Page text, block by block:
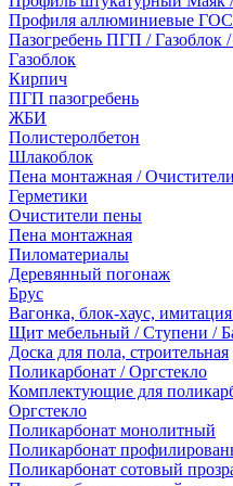
Профиля аллюминиевые
Пазогребень ПГП /
Газоблок
Кирпич
ПГП пазогребень
ЖБИ
Полистеролбетон
Шлакоблок
Пена монтажная /
Герметики
Очистители пены
Пена монтажная
Пиломатериалы
Деревянный погонаж
Брус
Вагонка, блок-хаус, имитация
Щит мебельный / Ступени /
Доска для пола, строительная
Поликарбонат / Оргстекло
Комплектующие для
Оргстекло
Поликарбонат монолитный
Поликарбонат
Поликарбонат сотовый